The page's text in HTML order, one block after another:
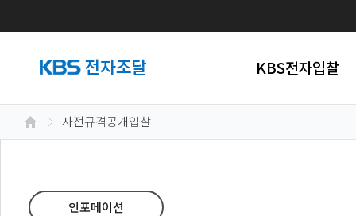
KBS전자입찰
사전규격공개입찰
인포메이션